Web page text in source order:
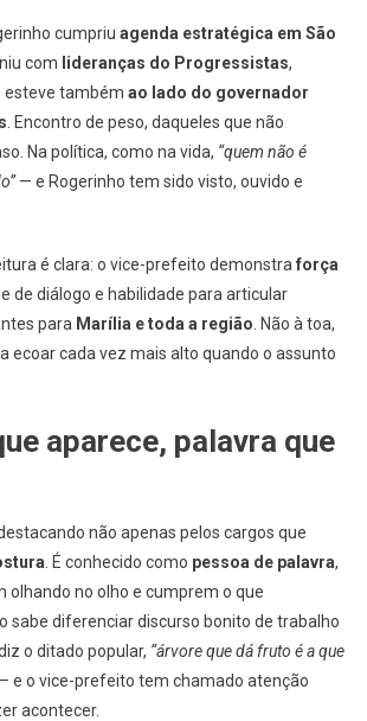
cumpriu agenda estratégica em São
com lideranças do Progressistas,
esteve também ao lado do governador
. Encontro de peso, daqueles que não
Na política, como na vida, “quem não é
— e Rogerinho tem sido visto, ouvido e
é clara: o vice-prefeito demonstra força
de diálogo e habilidade para articular
para Marília e toda a região . Não à toa,
ecoar cada vez mais alto quando o assunto
aparece, palavra que
não apenas pelos cargos que
. É conhecido como pessoa de palavra,
olhando no olho e cumprem o que
sabe diferenciar discurso bonito de trabalho
o ditado popular, “árvore que dá fruto é a que
e o vice-prefeito tem chamado atenção
acontecer.